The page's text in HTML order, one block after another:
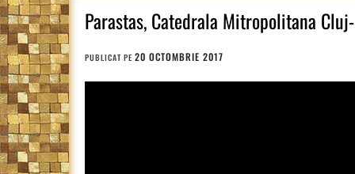
Parastas, Catedrala Mitropolitana
PUBLICAT PE 20 OCTOMBRIE 2017